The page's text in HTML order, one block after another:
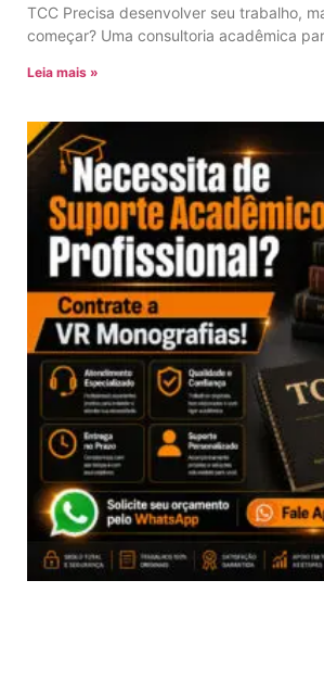
TCC Precisa desenvolver seu trabalho,
começar? Uma consultoria acadêmica
Leia mais »